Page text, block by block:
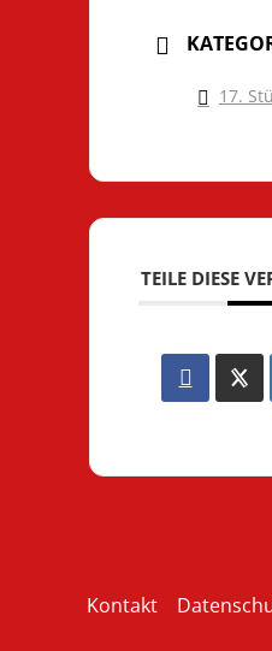
17.
TEILE DIESE
Kontakt